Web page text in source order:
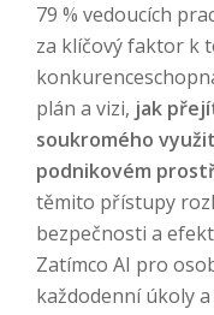
79 % vedoucích
za klíčový faktor k
plán a vizi, jak
soukromého
podnikovém
těmito přístupy
bezpečnosti a
Zatímco AI pro
každodenní úkoly